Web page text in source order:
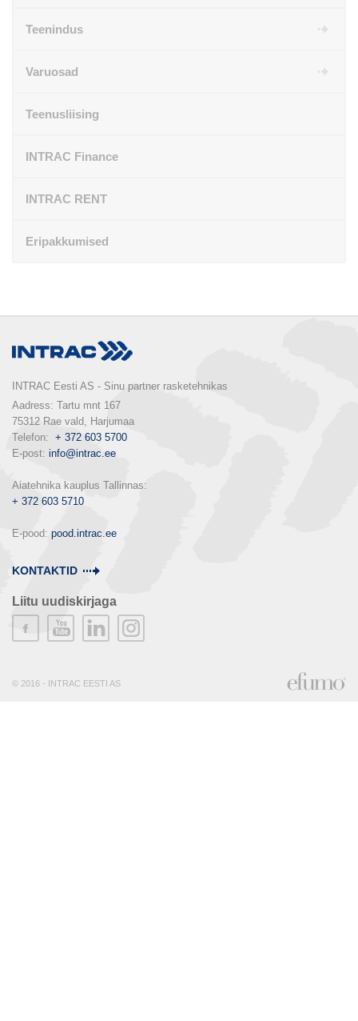
Teenindus
Varuosad
Teenusliising
INTRAC Finance
INTRAC RENT
Eripakkumised
INTRAC Eesti AS - Sinu partner rasketehnikas
Aadress: Tartu mnt 167
75312 Rae vald, Harjumaa
Telefon: + 372 603 5700
E-post: info@intrac.ee
+ 372 603 5710
E-pood: pood.intrac.ee
KONTAKTID
Liitu uudiskirjaga
© 2016 - INTRAC EESTI AS